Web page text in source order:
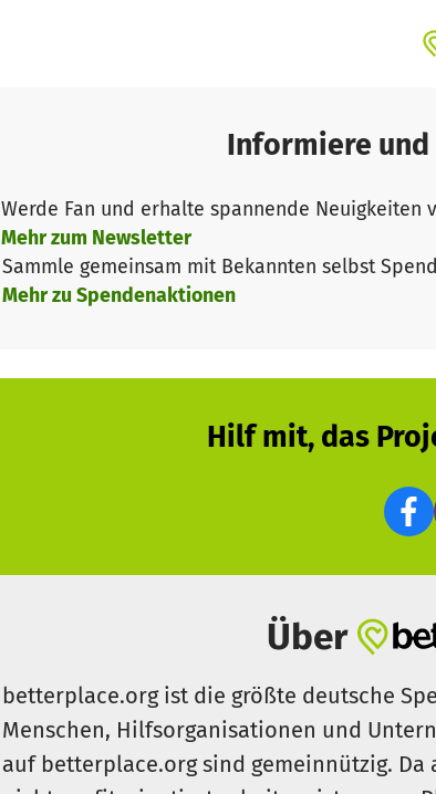
Informiere und
Werde Fan und erhalte spannende Neuigkeiten
Mehr zum Newsletter
Sammle gemeinsam mit Bekannten selbst
Mehr zu Spendenaktionen
Hilf mit, das
Über
betterplace.org ist die größte deutsche
Menschen, Hilfsorganisationen und
auf betterplace.org sind gemeinnützig.